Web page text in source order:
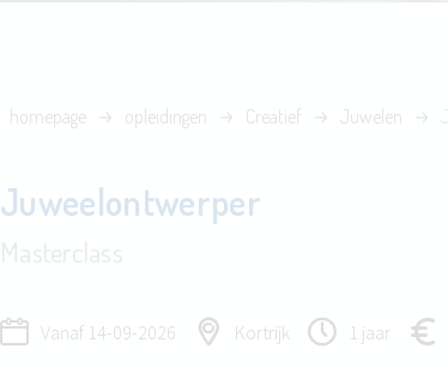
homepage opleidingen Creatief Juwelen
Juweelontwerper
Vanaf 14-09-2026 Kortrijk 1 jaar